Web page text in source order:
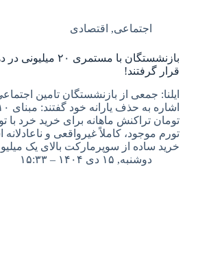
اجتماعی, اقتصادی
قرار گرفتند!
ایلنا: جمعی از بازنشستگان تامین
تومان تراکنش ماهانه برای خرید خرد با
تورم موجود، کاملاً غیرواقعی و
خرید ساده از سوپرمارکت بالای یک
دوشنبه, ۱۵ دی ۱۴۰۴ – ۱۵:۳۳